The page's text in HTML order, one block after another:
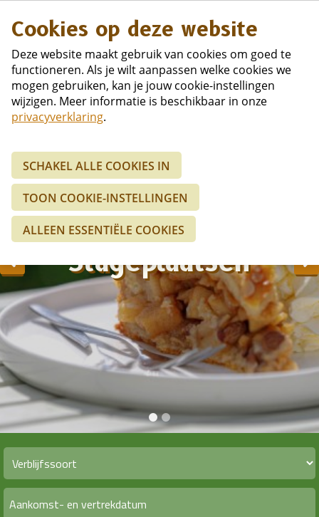
Stageplaatsen
Cookies op deze website
Deze website maakt gebruik van cookies om goed te
functioneren. Als je wilt aanpassen welke cookies we
mogen gebruiken, kan je jouw cookie-instellingen
wijzigen. Meer informatie is beschikbaar in onze
privacyverklaring.
SCHAKEL ALLE COOKIES IN
TOON COOKIE-INSTELLINGEN
ALLEEN ESSENTIËLE COOKIES